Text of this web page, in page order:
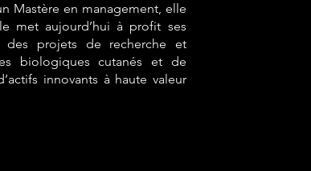
Mastère en management, elle
met aujourd’hui à profit ses
des projets de recherche et
biologiques cutanés et de
innovants à haute valeur